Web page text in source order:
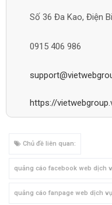
Số 36 Đa Kao, Điện
0915 406 986
https://
Chủ đề liên quan:
quảng cáo facebook web dịch
quảng cáo fanpage web dịch